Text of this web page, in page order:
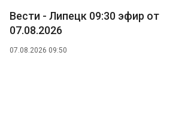
Вести - Липецк 09:30 эфир от
07.08.2026
07.08.2026 09:50